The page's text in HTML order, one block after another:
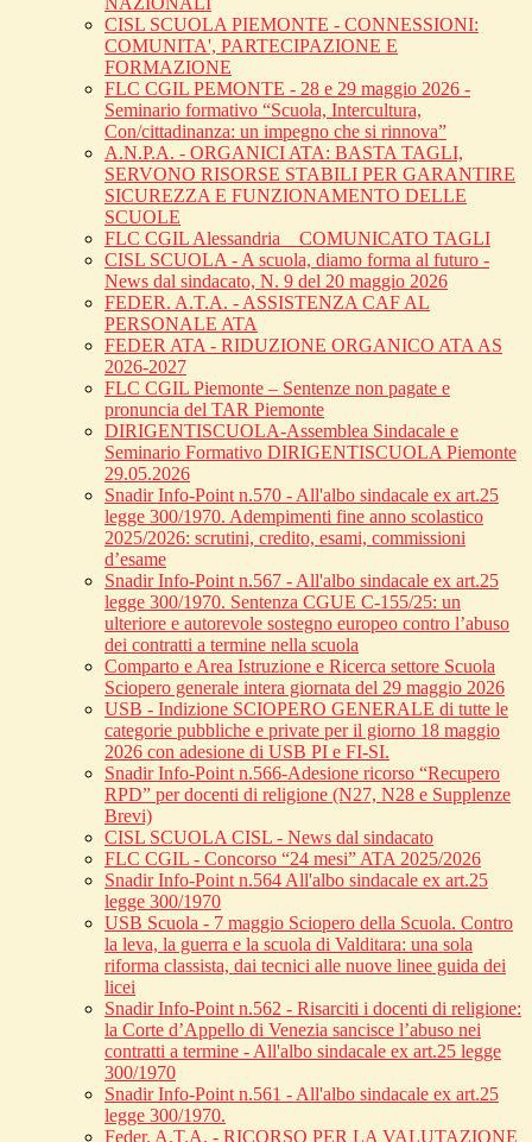
CISL SCUOLA PIEMONTE - CONNESSIONI:
COMUNITA', PARTECIPAZIONE E
FORMAZIONE
FLC CGIL PEMONTE - 28 e 29 maggio 2026 -
Seminario formativo “Scuola, Intercultura,
Con/cittadinanza: un impegno che si rinnova”
A.N.P.A. - ORGANICI ATA: BASTA TAGLI,
SERVONO RISORSE STABILI PER GARANTIRE
SICUREZZA E FUNZIONAMENTO DELLE
SCUOLE
FLC CGIL Alessandria _ COMUNICATO TAGLI
CISL SCUOLA - A scuola, diamo forma al futuro -
News dal sindacato, N. 9 del 20 maggio 2026
FEDER. A.T.A. - ASSISTENZA CAF AL
PERSONALE ATA
FEDER ATA - RIDUZIONE ORGANICO ATA AS
2026-2027
FLC CGIL Piemonte – Sentenze non pagate e
pronuncia del TAR Piemonte
DIRIGENTISCUOLA-Assemblea Sindacale e
Seminario Formativo DIRIGENTISCUOLA Piemonte
29.05.2026
Snadir Info-Point n.570 - All'albo sindacale ex art.25
legge 300/1970. Adempimenti fine anno scolastico
2025/2026: scrutini, credito, esami, commissioni
d’esame
Snadir Info-Point n.567 - All'albo sindacale ex art.25
legge 300/1970. Sentenza CGUE C‑155/25: un
ulteriore e autorevole sostegno europeo contro l’abuso
dei contratti a termine nella scuola
Comparto e Area Istruzione e Ricerca settore Scuola
Sciopero generale intera giornata del 29 maggio 2026
USB - Indizione SCIOPERO GENERALE di tutte le
categorie pubbliche e private per il giorno 18 maggio
2026 con adesione di USB PI e FI-SI.
Snadir Info-Point n.566-Adesione ricorso “Recupero
RPD” per docenti di religione (N27, N28 e Supplenze
Brevi)
CISL SCUOLA CISL - News dal sindacato
FLC CGIL - Concorso “24 mesi” ATA 2025/2026
Snadir Info-Point n.564 All'albo sindacale ex art.25
legge 300/1970
USB Scuola - 7 maggio Sciopero della Scuola. Contro
la leva, la guerra e la scuola di Valditara: una sola
riforma classista, dai tecnici alle nuove linee guida dei
licei
Snadir Info-Point n.562 - Risarciti i docenti di religione:
la Corte d’Appello di Venezia sancisce l’abuso nei
contratti a termine - All'albo sindacale ex art.25 legge
300/1970
Snadir Info-Point n.561 - All'albo sindacale ex art.25
legge 300/1970.
Feder. A.T.A. - RICORSO PER LA VALUTAZIONE